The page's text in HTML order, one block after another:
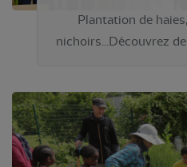
Plantation de
nichoirs...Découvrez